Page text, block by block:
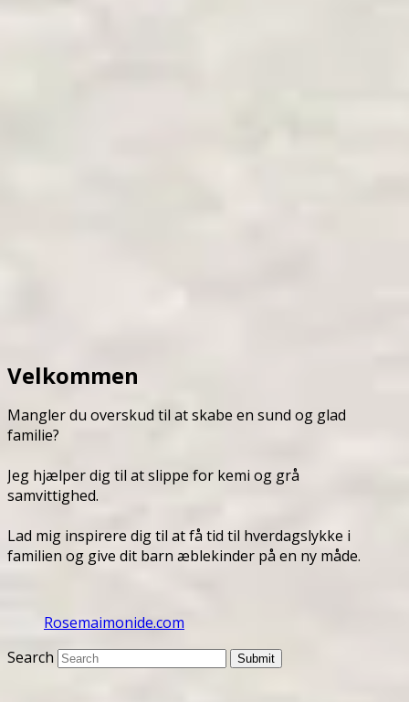
Velkommen
Mangler du overskud til at skabe en sund og glad
familie?
Jeg hjælper dig til at slippe for kemi og grå
samvittighed.
Lad mig inspirere dig til at få tid til hverdagslykke i
familien og give dit barn æblekinder på en ny måde.
Rosemaimonide.com
Search
Submit